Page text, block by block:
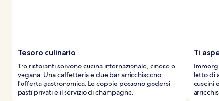
t
o
r
Tesoro culinario
Tre ristoranti servono cucina internazionale, cinese e
vegana. Una caffetteria e due bar arricchiscono
l'offerta gastronomica. Le coppie possono godersi
pasti privati e il servizio di champagne.
Ti
letto di
cuscini